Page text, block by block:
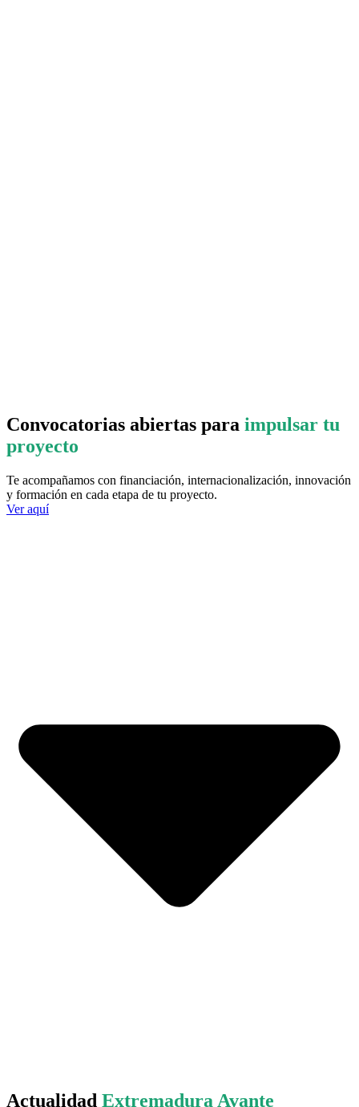
Convocatorias abiertas para impulsar tu
proyecto
Te acompañamos con financiación, internacionalización, innovación
y formación en cada etapa de tu proyecto.
Ver aquí
Actualidad Extremadura Avante